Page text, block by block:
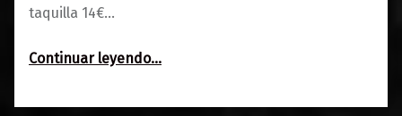
taquilla 14€…
Continuar leyendo…